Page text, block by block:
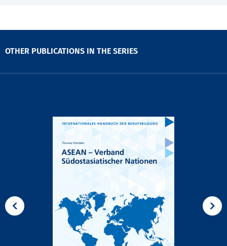
OTHER PUBLICATIONS IN THE SERIES